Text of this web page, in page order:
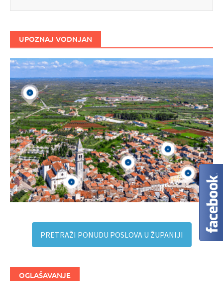
UPOZNAJ VODNJAN
PRETRAŽI PONUDU POSLOVA U ŽUPANIJI
OGLAŠAVANJE